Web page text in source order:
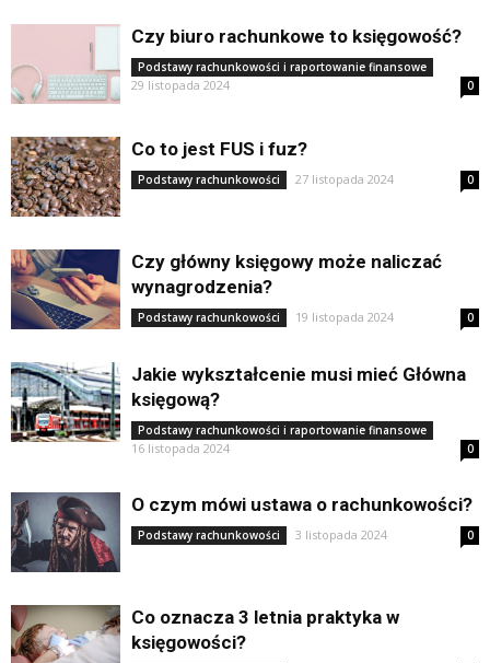
Czy biuro rachunkowe to księgowość?
Podstawy rachunkowości i raportowanie finansowe
29 listopada 2024 0
Co to jest FUS i fuz?
Podstawy rachunkowości 27 listopada 2024 0
Czy główny księgowy może naliczać
wynagrodzenia?
Podstawy rachunkowości 19 listopada 2024 0
Jakie wykształcenie musi mieć Główna
księgową?
Podstawy rachunkowości i raportowanie finansowe
16 listopada 2024 0
O czym mówi ustawa o rachunkowości?
Podstawy rachunkowości 3 listopada 2024 0
Co oznacza 3 letnia praktyka w
księgowości?